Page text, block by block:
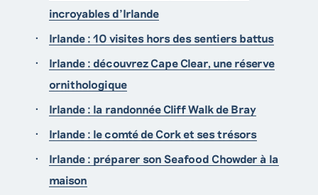
incroyables d’Irlande
Irlande : 10 visites hors des sentiers battus
Irlande : découvrez Cape Clear, une réserve
ornithologique
Irlande : la randonnée Cliff Walk de Bray
Irlande : le comté de Cork et ses trésors
Irlande : préparer son Seafood Chowder à la
maison